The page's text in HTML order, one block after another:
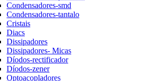
Condensadores-smd
Condensadores-tantalo
Cristais
Diacs
Dissipadores
Dissipadores- Micas
Díodos-rectificador
Díodos-zener
Optoacopladores